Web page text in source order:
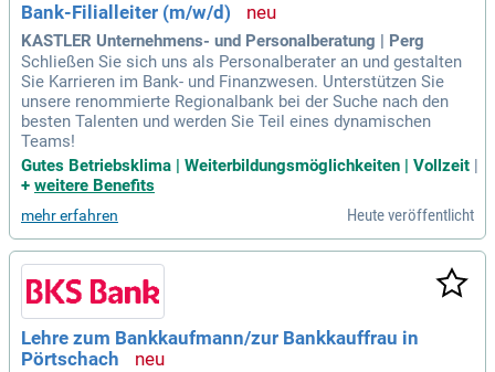
Bank-Filialleiter (m/w/d)
KASTLER Unternehmens- und Personalberatung | Perg
Schließen Sie sich uns als Personalberater an und gestalten
Sie Karrieren im Bank- und Finanzwesen. Unterstützen Sie
unsere renommierte Regionalbank bei der Suche nach den
besten Talenten und werden Sie Teil eines dynamischen
Teams!
Gutes Betriebsklima | Weiterbildungsmöglichkeiten | Vollzeit |
+ weitere Benefits
mehr erfahren Heute veröffentlicht
Lehre zum Bankkaufmann/zur Bankkauffrau in
Pörtschach